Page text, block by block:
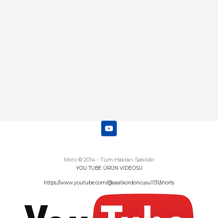
Moni © 2014 - Tüm Hakları Saklıdır
YOU TUBE ÜRÜN VİDEOSU
https://www.youtube.com/@saatkordoncusu1131/shorts